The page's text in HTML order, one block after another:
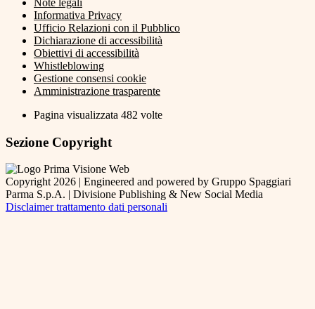
Note legali
Informativa Privacy
Ufficio Relazioni con il Pubblico
Dichiarazione di accessibilità
Obiettivi di accessibilità
Whistleblowing
Gestione consensi cookie
Amministrazione trasparente
Pagina visualizzata 482 volte
Sezione Copyright
Copyright 2026 | Engineered and powered by Gruppo Spaggiari
Parma S.p.A. | Divisione Publishing & New Social Media
Disclaimer trattamento dati personali